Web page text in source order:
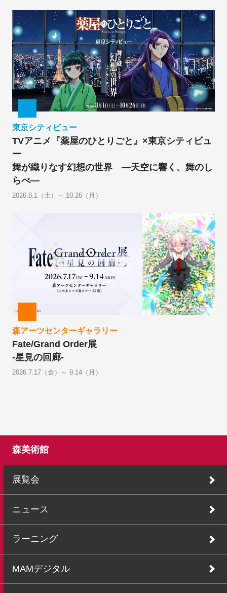
東京シティビュー
TVアニメ『薬屋のひとりごと』×東京シティビュ
ー
舞が織りなす幻想の世界 ―天空に響く、舞のし
らべ―
2026.8.1（土）～ 10.26（月）
森アーツセンターギャラリー
Fate/Grand Order展
-星見の回廊-
2026.7.17（金）～ 9.14（月）
森美術館
展覧会
ニュース
ラーニング
MAMデジタル